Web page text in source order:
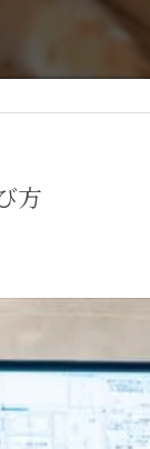
方